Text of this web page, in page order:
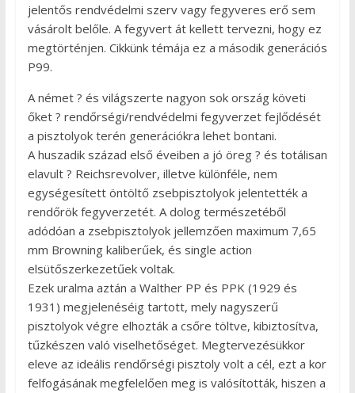
jelentős rendvédelmi szerv vagy fegyveres erő sem
vásárolt belőle. A fegyvert át kellett tervezni, hogy ez
megtörténjen. Cikkünk témája ez a második generációs
P99.
A német ? és világszerte nagyon sok ország követi
őket ? rendőrségi/rendvédelmi fegyverzet fejlődését
a pisztolyok terén generációkra lehet bontani.
A huszadik század első éveiben a jó öreg ? és totálisan
elavult ? Reichsrevolver, illetve különféle, nem
egységesített öntöltő zsebpisztolyok jelentették a
rendőrök fegyverzetét. A dolog természetéből
adódóan a zsebpisztolyok jellemzően maximum 7,65
mm Browning kaliberűek, és single action
elsütőszerkezetűek voltak.
Ezek uralma aztán a Walther PP és PPK (1929 és
1931) megjelenéséig tartott, mely nagyszerű
pisztolyok végre elhozták a csőre töltve, kibiztosítva,
tűzkészen való viselhetőséget. Megtervezésükkor
eleve az ideális rendőrségi pisztoly volt a cél, ezt a kor
felfogásának megfelelően meg is valósították, hiszen a